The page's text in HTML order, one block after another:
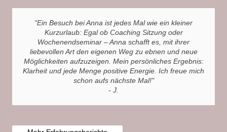
"Ein Besuch bei Anna ist jedes Mal wie ein kleiner
Kurzurlaub: Egal ob Coaching Sitzung oder
Wochenendseminar – Anna schafft es, mit ihrer
liebevollen Art den eigenen Weg zu ebnen und neue
Möglichkeiten aufzuzeigen. Mein persönliches Ergebnis:
Klarheit und jede Menge positive Energie. Ich freue mich
schon aufs nächste Mal!"
- J.